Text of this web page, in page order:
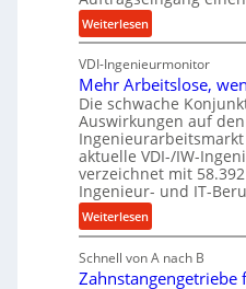
s
s
b
u
n
d
H
y
d
r
a
u
l
e
u
n
d
l
a
n
g
l
e
b
i
g
e
Weiterlesen:
K
r
o
n
e
s
s
t
e
i
g
VDI-Ingenieurmonitor
Mehr Arbeitslose,
Die schwache
Auswirkungen auf den
aktuelle VDI-/IW-
verzeichnet mit
Ingenieur- und IT-
Weiterlesen:
M
e
h
Schnell von A nach B
Zahnstangengetriebe